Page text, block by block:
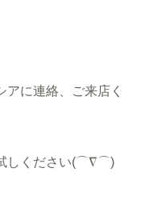
に連絡、ご来店く
しください(⌒∇⌒)